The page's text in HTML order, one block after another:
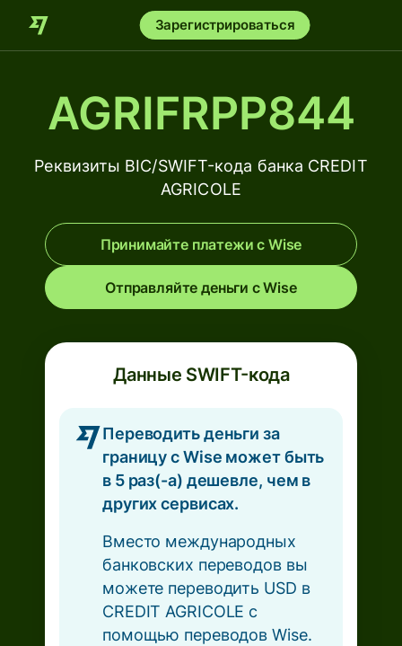
Зарегистрироваться
AGRIFRPP844
Реквизиты BIC/SWIFT-кода банка CREDIT
AGRICOLE
Принимайте платежи с Wise
Отправляйте деньги с Wise
Данные SWIFT-кода
Переводить деньги за
границу с Wise может быть
в 5 раз(-а) дешевле, чем в
других сервисах.
Вместо международных
банковских переводов вы
можете переводить USD в
CREDIT AGRICOLE с
помощью переводов Wise.